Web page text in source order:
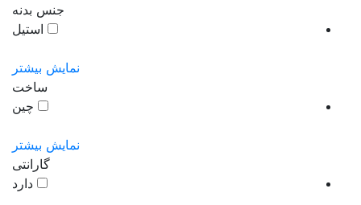
جنس بدنه
استیل
نمایش بیشتر
ساخت
چین
نمایش بیشتر
گارانتی
دارد